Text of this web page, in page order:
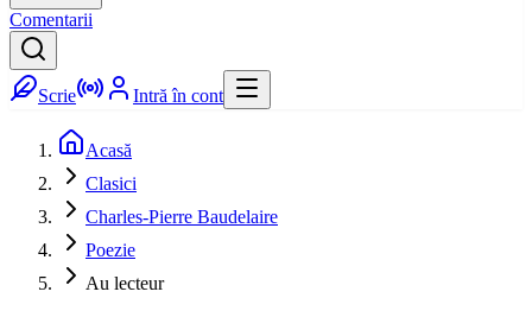
Comentarii
Scrie Intră în cont
Acasă
Clasici
Charles-Pierre Baudelaire
Poezie
Au lecteur